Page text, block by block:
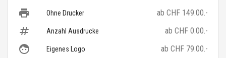
Ohne Drucker ab CHF 149.00.-
Anzahl Ausdrucke ab CHF 0.00.-
Eigenes Logo ab CHF 79.00.-